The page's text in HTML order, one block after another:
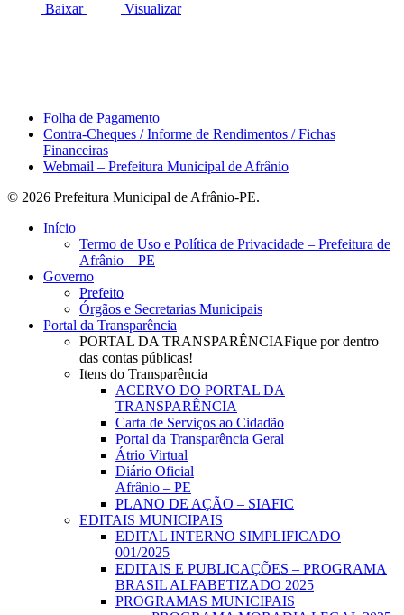
Baixar Visualizar
Folha de Pagamento
Contra-Cheques / Informe de Rendimentos / Fichas
Financeiras
Webmail – Prefeitura Municipal de Afrânio
© 2026 Prefeitura Municipal de Afrânio-PE.
Close
Início
Termo de Uso e Política de Privacidade – Prefeitura de
Afrânio – PE
Governo
Prefeito
Órgãos e Secretarias Municipais
Portal da Transparência
PORTAL DA TRANSPARÊNCIAFique por dentro
das contas públicas!
Itens do Transparência
ACERVO DO PORTAL DA
TRANSPARÊNCIA
Carta de Serviços ao Cidadão
Portal da Transparência Geral
Átrio Virtual
Diário Oficial
Afrânio – PE
PLANO DE AÇÃO – SIAFIC
EDITAIS MUNICIPAIS
EDITAL INTERNO SIMPLIFICADO
001/2025
EDITAIS E PUBLICAÇÕES – PROGRAMA
BRASIL ALFABETIZADO 2025
PROGRAMAS MUNICIPAIS